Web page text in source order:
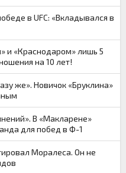
в UFC: «Вкладывался в
и «Краснодаром» лишь 5
на 10 лет!
же». Новичок «Бруклина»
В «Макларене»
для побед в Ф-1
Моралеса. Он не